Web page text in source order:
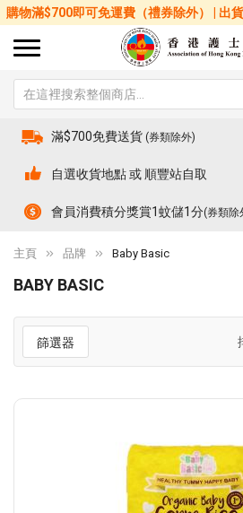
購物滿$700即可免運費（禮券除外） | 出
括星期六、日及公眾
滿$700免費送貨 (券類除外)
自選收貨地點 或 順豐站自取
會員消費積分獎賞1蚊儲1分(券類除
主頁 品牌 Baby Basic
BABY BASIC
篩選器